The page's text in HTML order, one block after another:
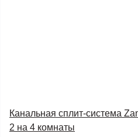
Канальная сплит-система
2 на 4 комнаты